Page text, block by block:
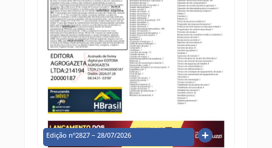
Edição nº2827 – 28/07/2026